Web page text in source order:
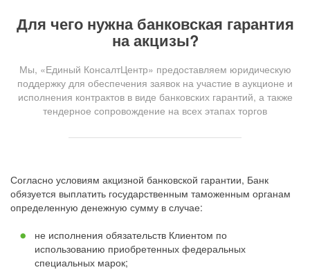
Для чего нужна банковская гарантия
на акцизы?
Мы, «Единый КонсалтЦентр» предоставляем юридическую
поддержку для обеспечения заявок на участие в аукционе и
исполнения контрактов в виде банковских гарантий, а также
тендерное сопровождение на всех этапах торгов
Согласно условиям акцизной банковской гарантии, Банк
обязуется выплатить государственным таможенным органам
определенную денежную сумму в случае:
не исполнения обязательств Клиентом по
использованию приобретенных федеральных
специальных марок;